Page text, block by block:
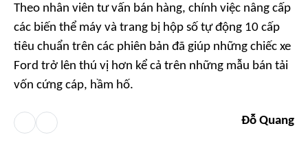
Theo nhân viên tư vấn bán hàng, chính việc nâng cấp
các biến thể máy và trang bị hộp số tự động 10 cấp
tiêu chuẩn trên các phiên bản đã giúp những chiếc xe
Ford trở lên thú vị hơn kể cả trên những mẫu bán tải
vốn cứng cáp, hầm hố.
Đỗ Quang